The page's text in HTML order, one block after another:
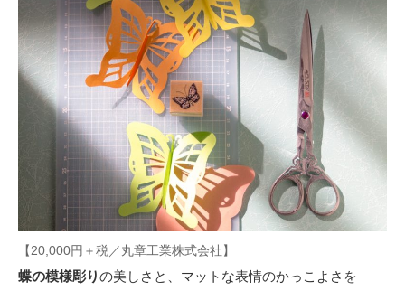
【20,000円＋税／丸章工業株式会社】
蝶の模様彫りの美しさと、マットな表情のかっこよさを